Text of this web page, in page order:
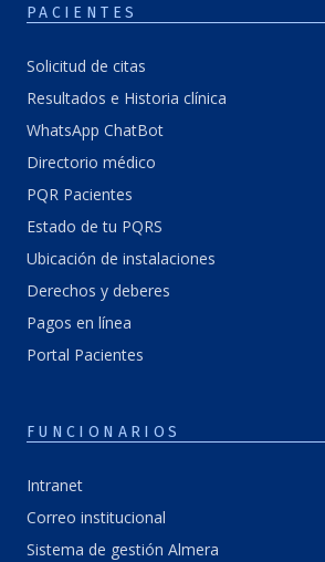
PACIENTES
Solicitud de citas
Resultados e Historia clínica
WhatsApp ChatBot
Directorio médico
PQR Pacientes
Estado de tu PQRS
Ubicación de instalaciones
Derechos y deberes
Pagos en línea
Portal Pacientes
FUNCIONARIOS
Intranet
Correo institucional
Sistema de gestión Almera